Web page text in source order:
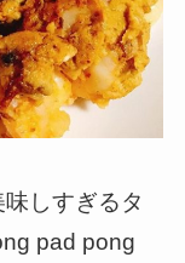
しすぎるタ
pad pong